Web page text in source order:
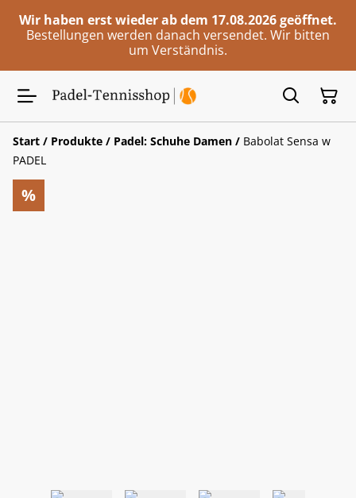
Wir haben erst wieder ab dem 17.08.2026 geöffnet.
Bestellungen werden danach versendet. Wir bitten
um Verständnis.
Start / Produkte / Padel: Schuhe Damen / Babolat Sensa w
PADEL
%